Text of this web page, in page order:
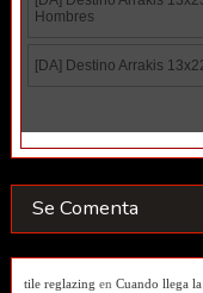
Se Comenta
tile reglazing en Cuando llega